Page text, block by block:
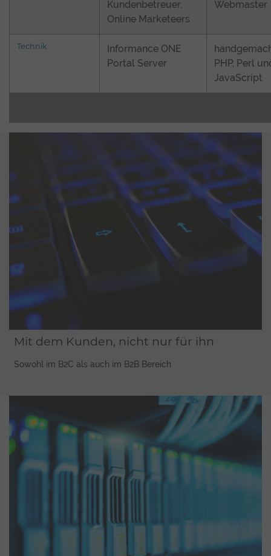
Kundenbetreuer,
Online Marketeers
Webmaster
Technik
Informance ONE
Portal Server
PHP, Perl
JavaScript
Mit dem Kunden, nicht nur für ihn
Sowohl im B2C als auch im B2B Bereich